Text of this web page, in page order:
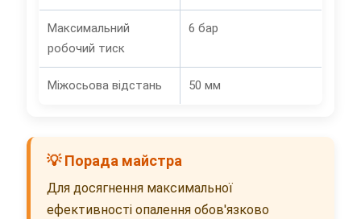
Максимальний
робочий тиск
6 бар
Міжосьова відстань 50 мм
💡 Порада майстра
Для досягнення максимальної
ефективності опалення обов'язково